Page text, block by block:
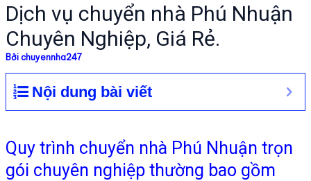
Dịch vụ chuyển nhà Phú Nhuận
Chuyên Nghiệp, Giá Rẻ.
Bởi chuyennha247
Nội dung bài viết
Quy trình chuyển nhà Phú Nhuận trọn
gói chuyên nghiệp thường bao gồm